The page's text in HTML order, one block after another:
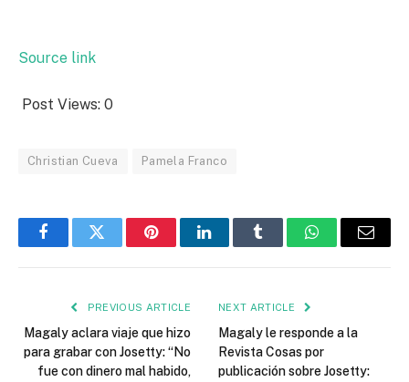
Source link
Post Views: 0
Christian Cueva Pamela Franco
FacebookTwitter PinterestLinkedInTumblr WhatsAppEmail
PREVIOUS ARTICLE
Magaly aclara viaje que hizo
para grabar con Josetty: “No
fue con dinero mal habido,
NEXT ARTICLE
Magaly le responde a la
Revista Cosas por
publicación sobre Josetty: